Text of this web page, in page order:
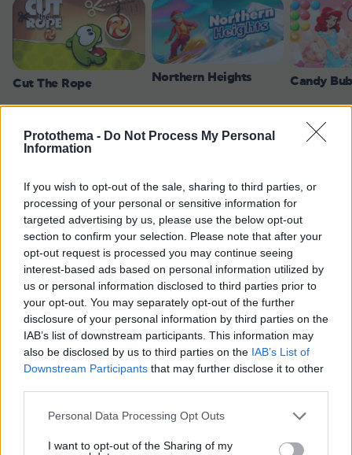
Protothema - Do Not Process My Personal
Information
If you wish to opt-out of the sale, sharing to third parties, or
processing of your personal or sensitive information for
targeted advertising by us, please use the below opt-out
section to confirm your selection. Please note that after your
opt-out request is processed you may continue seeing
interest-based ads based on personal information utilized by
us or personal information disclosed to third parties prior to
your opt-out. You may separately opt-out of the further
disclosure of your personal information by third parties on the
IAB’s list of downstream participants. This information may
also be disclosed by us to third parties on the IAB’s List of
Downstream Participants that may further disclose it to other
Please note that this website/app uses one or more Google
not limited to your visit or usage behaviour. You may click to
Personal Data Processing Opt Outs
I want to opt-out of the Sharing of my
Cut The Rope Northern Heights Candy
ΔΕΙΤΕ ΟΛΑ ΤΑ GAMES
Best of Network